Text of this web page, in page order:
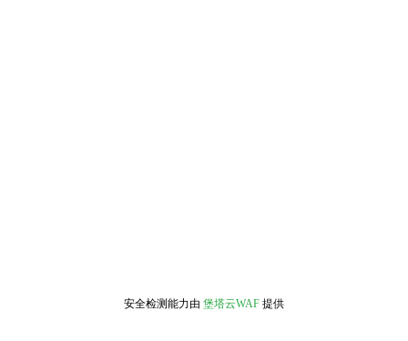
安全检测能力由 堡塔云WAF 提供